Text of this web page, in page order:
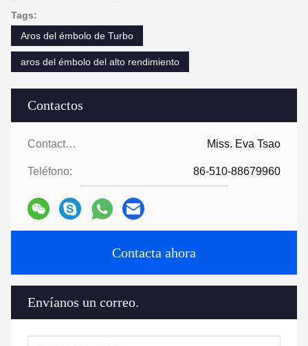
Contactos
Contactos: Miss. Eva Tsao
Teléfono: 86-510-88679960
Contacta ahora
Envíanos un correo.
Tags:
Aros del émbolo de Turbo
aros del émbolo del alto rendimiento